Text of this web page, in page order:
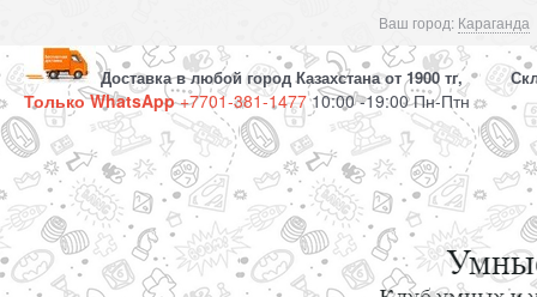
Ваш город: Караганда
Доставка в любой город Казахстана от 1900 тг,
Только WhatsApp+7701-381-147710:00 -19:00 Пн-Птн